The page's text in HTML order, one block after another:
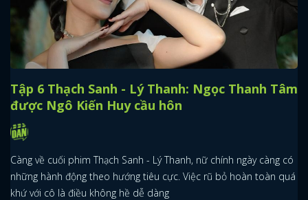
Tập 6 Thạch Sanh - Lý Thanh: Ngọc Thanh Tâm
được Ngô Kiến Huy cầu hôn
Càng về cuối phim Thạch Sanh - Lý Thanh, nữ chính ngày càng có
những hành động theo hướng tiêu cực. Việc rũ bỏ hoàn toàn quá
khứ với cô là điều không hề dễ dàng